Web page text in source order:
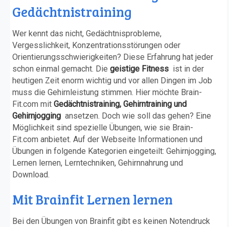
Gedächtnistraining
Wer kennt das nicht, Gedächtnisprobleme,
Vergesslichkeit, Konzentrationsstörungen oder
Orientierungsschwierigkeiten? Diese Erfahrung hat jeder
schon einmal gemacht. Diegeistige Fitness ist in der
heutigen Zeit enorm wichtig und vor allen Dingen im Job
muss die Gehirnleistung stimmen. Hier möchte Brain-
Fit.com mitGedächtnistraining, Gehirntraining und
Gehirnjogging ansetzen. Doch wie soll das gehen? Eine
Möglichkeit sind spezielle Übungen, wie sie Brain-
Fit.com anbietet. Auf der Webseite Informationen und
Übungen in folgende Kategorien eingeteilt: Gehirnjogging,
Lernen lernen, Lerntechniken, Gehirnnahrung und
Download.
Mit Brainfit Lernen lernen
Bei den Übungen von Brainfit gibt es keinen Notendruck